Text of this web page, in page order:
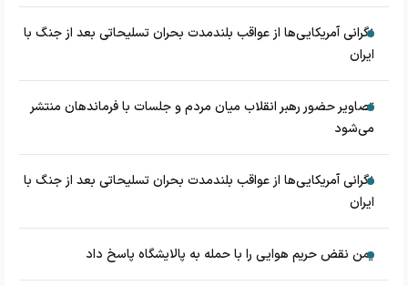
نگرانی آمریکایی‌ها از عواقب بلندمدت بحران تسلیحاتی بعد از جنگ با
ایران
تصاویر حضور رهبر انقلاب میان مردم و جلسات با فرماندهان منتشر
می‌شود
نگرانی آمریکایی‌ها از عواقب بلندمدت بحران تسلیحاتی بعد از جنگ با
ایران
یمن نقض حریم هوایی را با حمله به پالایشگاه پاسخ داد